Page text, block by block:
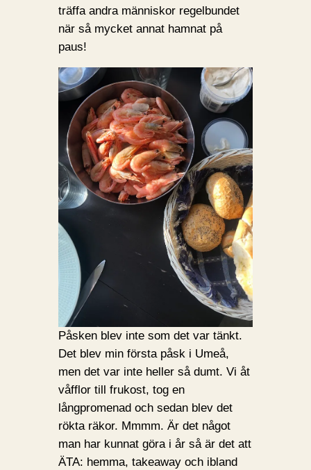
träffa andra människor regelbundet
när så mycket annat hamnat på
paus!
Påsken blev inte som det var tänkt.
Det blev min första påsk i Umeå,
men det var inte heller så dumt. Vi åt
våfflor till frukost, tog en
långpromenad och sedan blev det
rökta räkor. Mmmm. Är det något
man har kunnat göra i år så är det att
ÄTA: hemma, takeaway och ibland